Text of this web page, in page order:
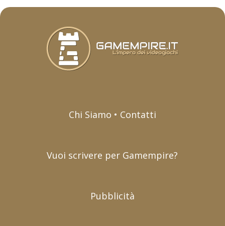
Chi Siamo • Contatti
Vuoi scrivere per Gamempire?
Pubblicità